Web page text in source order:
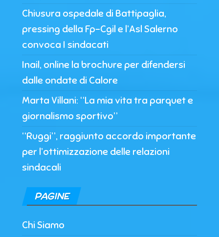
Chiusura ospedale di Battipaglia,
pressing della Fp-Cgil e l’Asl Salerno
convoca I sindacati
Inail, online la brochure per difendersi
dalle ondate di Calore
Marta Villani: “La mia vita tra parquet e
giornalismo sportivo”
“Ruggi”, raggiunto accordo importante
per l’ottimizzazione delle relazioni
sindacali
PAGINE
Chi Siamo